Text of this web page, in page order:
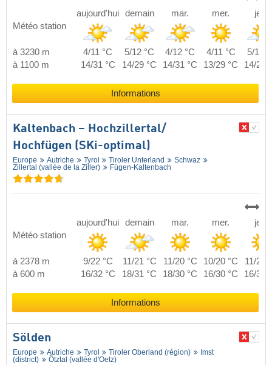
Météo station
aujourd'hui demain mar. mer. jeu.
à 3230 m 4/11 °C 5/12 °C 4/12 °C 4/11 °C
5/11
à 1100 m
14/31 °C 14/29 °C 14/31 °C 13/29 °C 14/29
Informations
Kaltenbach – Hochzillertal/​
Hochfügen (SKi-optimal)
Europe Autriche Tyrol Tiroler Unterland
Schwaz
Zillertal (vallée de la Ziller)
Fügen-Kaltenbach
Météo station
aujourd'hui demain mar. mer. jeu.
à 2378 m 9/22 °C 11/21 °C 11/20 °C 10/20 °C
11/20
à 600 m
16/32 °C 18/31 °C 18/30 °C 16/30 °C 16/30
Informations
Sölden
Europe Autriche Tyrol Tiroler Oberland (région)
Imst
(district)
Ötztal (vallée d'Oetz)